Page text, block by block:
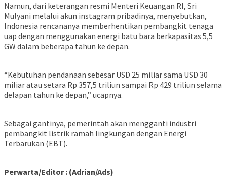
Namun, dari keterangan resmi Menteri Keuangan RI, Sri
Mulyani melalui akun instagram pribadinya, menyebutkan,
Indonesia rencananya memberhentikan pembangkit tenaga
uap dengan menggunakan energi batu bara berkapasitas 5,5
GW dalam beberapa tahun ke depan.
“Kebutuhan pendanaan sebesar USD 25 miliar sama USD 30
miliar atau setara Rp 357,5 triliun sampai Rp 429 triliun selama
delapan tahun ke depan,” ucapnya.
Sebagai gantinya, pemerintah akan mengganti industri
pembangkit listrik ramah lingkungan dengan Energi
Terbarukan (EBT).
Perwarta/Editor : (Adrian/Ads)